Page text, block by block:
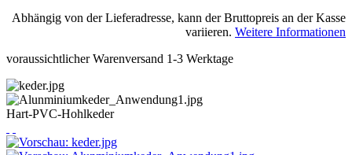
Abhängig von der Lieferadresse, kann der Bruttopreis an der Kasse
variieren. Weitere Informationen
voraussichtlicher Warenversand 1-3 Werktage
Hart-PVC-Hohlkeder